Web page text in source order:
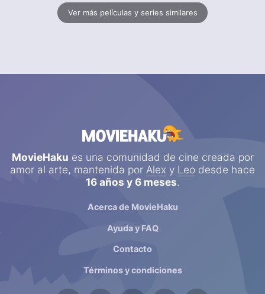
Ver más películas y series similares
MovieHaku es una comunidad de cine creada por
amor al arte, mantenida por Alex y Leo desde hace
16 años y 6 meses.
Acerca de MovieHaku
Ayuda y FAQ
Contacto
Términos y condiciones